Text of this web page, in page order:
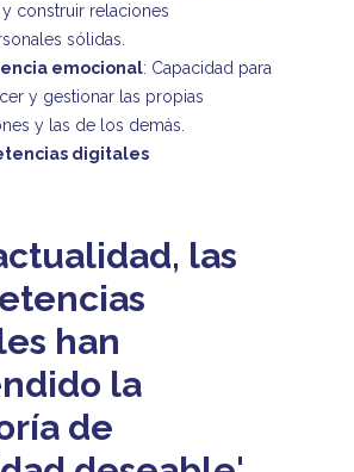
construir relaciones
sólidas.
emocional: Capacidad para
y gestionar las propias
y las de los demás.
digitales
las
han
la
de